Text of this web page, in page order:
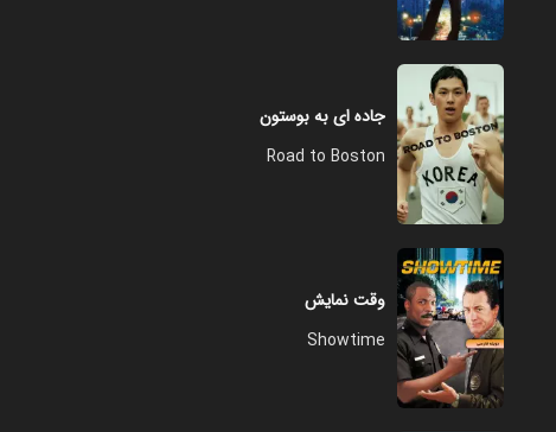
جاده ای به بوستون
Road to Boston
وقت نمایش
Showtime